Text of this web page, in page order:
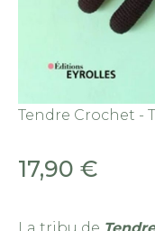
Tendre Crochet -
17,90 €
La tribu de